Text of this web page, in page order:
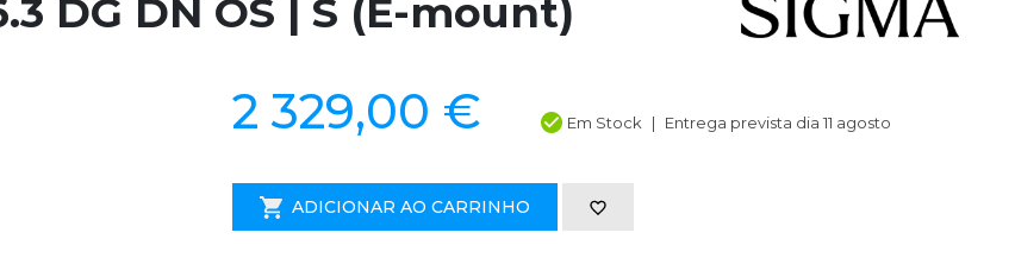
DG DN OS | S (E-mount)
2 329,00 € Em Stock Entrega prevista dia 11 agosto
ADICIONAR AO CARRINHO